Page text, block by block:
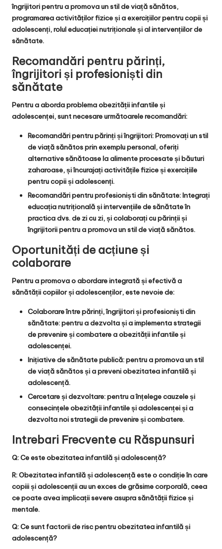
îngrijitori pentru a promova un stil de viață sănătos,
programarea activităților fizice și a exercițiilor pentru copii și
adolescenți, rolul educației nutriționale și al intervențiilor de
sănătate.
Recomandări pentru părinți,
îngrijitori și profesioniști din
sănătate
Pentru a aborda problema obezității infantile și
adolescenței, sunt necesare următoarele recomandări:
Recomandări pentru părinți și îngrijitori:Promovați un stil
de viață sănătos prin exemplu personal, oferiți
alternative sănătoase la alimente procesate și băuturi
zaharoase, și încurajați activitățile fizice și exercițiile
pentru copii și adolescenți.
Recomandări pentru profesioniști din sănătate:Integrați
educația nutrițională și intervențiile de sănătate în
practica dvs. de zi cu zi, și colaborați cu părinții și
îngrijitorii pentru a promova un stil de viață sănătos.
Oportunități de acțiune și
colaborare
Pentru a promova o abordare integrată și efectivă a
sănătății copiilor și adolescenților, este nevoie de:
Colaborare între părinți, îngrijitori și profesioniști din
sănătate:pentru a dezvolta și a implementa strategii
de prevenire și combatere a obezității infantile și
adolescenței.
Inițiative de sănătate publică:pentru a promova un stil
de viață sănătos și a preveni obezitatea infantilă și
adolescență.
Cercetare și dezvoltare:pentru a înțelege cauzele și
consecințele obezității infantile și adolescenței și a
dezvolta noi strategii de prevenire și combatere.
Intrebari Frecvente cu Răspunsuri
Q: Ce este obezitatea infantilă și adolescență?
R: Obezitatea infantilă și adolescență este o condiție în care
copiii și adolescenții au un exces de grăsime corporală, ceea
ce poate avea implicații severe asupra sănătății fizice și
mentale.
Q: Ce sunt factorii de risc pentru obezitatea infantilă și
adolescență?